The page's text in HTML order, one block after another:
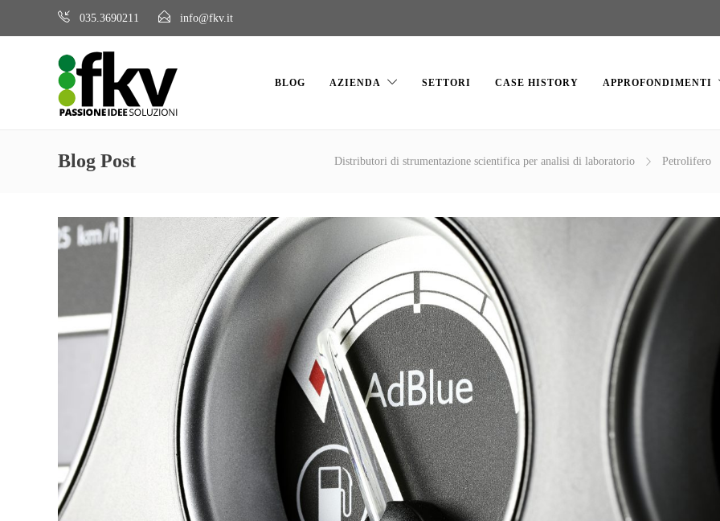
035.3690211 info@fkv.it
BLOG AZIENDA SETTORI CASE HISTORY APPROFONDIMENTI
Blog Post Distributori di strumentazione scientifica per analisi di laboratorio Petrolifero